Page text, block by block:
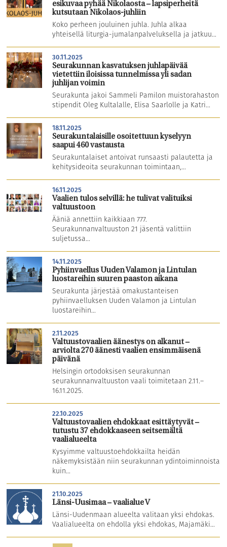
esikuvaa pyhää Nikolaosta – lapsiperheitä
kutsutaan Nikolaos-juhliin
Koko perheen jouluinen juhla. Juhla alkaa
yhteisellä liturgia-jumalanpalveluksella ja jatkuu...
30.11.2025
Seurakunnan kasvatuksen juhlapäivää
vietettiin iloisissa tunnelmissa yli sadan
juhlijan voimin
Seurakunta jakoi Sammeli Pamilon muistorahaston
stipendit Oleg Kultalalle, Elisa Saarlolle ja Katri...
18.11.2025
Seurakuntalaisille osoitettuun kyselyyn
saapui 460 vastausta
Seurakuntalaiset antoivat runsaasti palautetta ja
kehitysideoita seurakunnan toimintaan,...
16.11.2025
Vaalien tulos selvillä: he tulivat valituiksi
valtuustoon
Ääniä annettiin kaikkiaan 777.
Seurakunnanvaltuuston 21 jäsentä valittiin
suljetussa...
14.11.2025
Pyhiinvaellus Uuden Valamon ja Lintulan
luostareihin suuren paaston aikana
Seurakunta järjestää omakustanteisen
pyhiinvaelluksen Uuden Valamon ja Lintulan
luostareihin...
2.11.2025
Valtuustovaalien äänestys on alkanut –
arviolta 270 äänesti vaalien ensimmäisenä
päivänä
Helsingin ortodoksisen seurakunnan
seurakunnanvaltuuston vaali toimitetaan 2.11.–
16.11.2025.
22.10.2025
Valtuustovaalien ehdokkaat esittäytyvät –
tutustu 37 ehdokkaaseen seitsemältä
vaalialueelta
Kysyimme valtuustoehdokkailta heidän
näkemyksistään niin seurakunnan ydintoiminnoista
kuin...
21.10.2025
Länsi-Uusimaa – vaalialue V
Länsi-Uudenmaan alueelta valitaan yksi ehdokas.
Vaalialueelta on ehdolla yksi ehdokas, Majamäki...